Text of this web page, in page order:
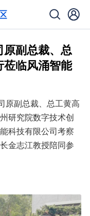
副总裁、总
临风涌智能
原副总裁、总工黄高
研究院数字技术创
科技有限公司考察
金志江教授陪同参